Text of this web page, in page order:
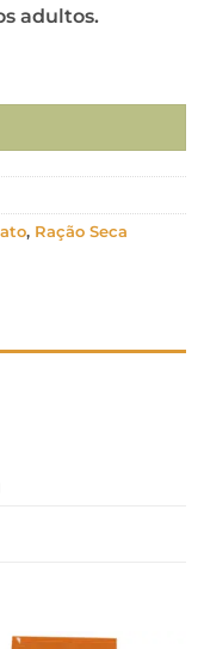
adultos.
Sensitive Salmon
, Ração Seca